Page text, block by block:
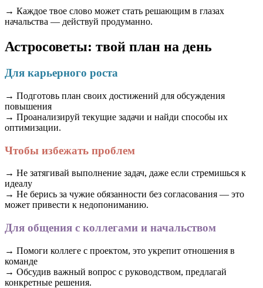
→ Каждое твое слово может стать решающим в глазах
начальства — действуй продуманно.
Астросоветы: твой план на день
Для карьерного роста
→ Подготовь план своих достижений для обсуждения
повышения
→ Проанализируй текущие задачи и найди способы их
оптимизации.
Чтобы избежать проблем
→ Не затягивай выполнение задач, даже если стремишься к
идеалу
→ Не берись за чужие обязанности без согласования — это
может привести к недопониманию.
Для общения с коллегами и начальством
→ Помоги коллеге с проектом, это укрепит отношения в
команде
→ Обсудив важный вопрос с руководством, предлагай
конкретные решения.